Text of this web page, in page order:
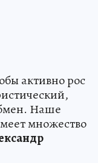
активно рос
Наше
множество